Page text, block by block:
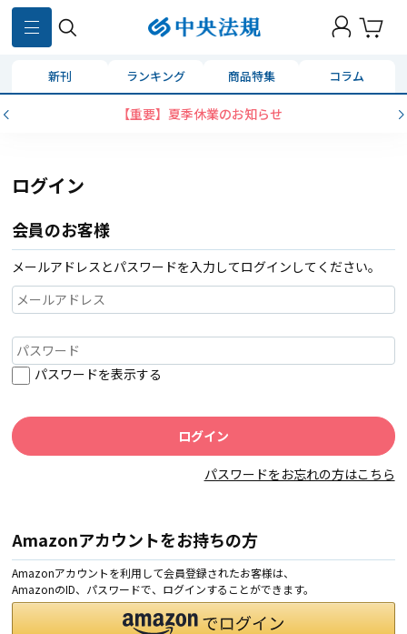
新刊 ランキング 商品特集 コラム
【重要】夏季休業のお知らせ
ログイン
会員のお客様
メールアドレスとパスワードを入力してログインしてください。
パスワードを表示する
パスワードをお忘れの方はこちら
Amazonアカウントをお持ちの方
Amazonアカウントを利用して会員登録されたお客様は、
AmazonのID、パスワードで、ログインすることができます。